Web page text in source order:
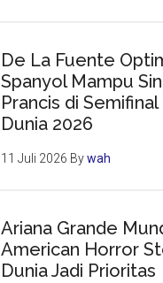
De La Fuente
Spanyol Mampu
Prancis di Semifinal
Dunia 2026
11 Juli 2026 Bywah
Ariana Grande
American Horror
Dunia Jadi Prioritas